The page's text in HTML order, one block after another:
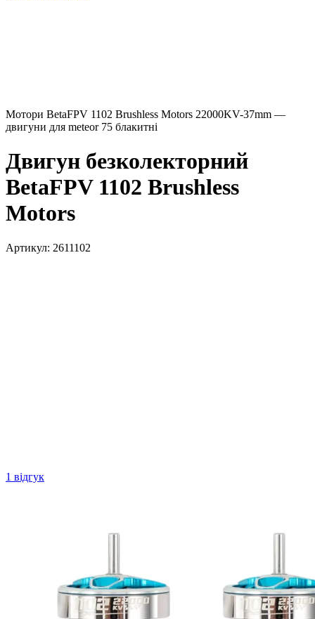
Мотори BetaFPV 1102 Brushless Motors 22000KV-37mm —
двигуни для meteor 75 блакитні
Двигун безколекторний
BetaFPV 1102 Brushless
Motors
Артикул: 2611102
1 відгук